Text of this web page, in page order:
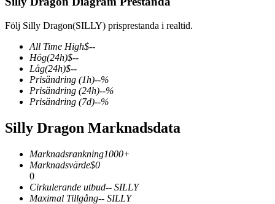
COIN-M Futures
Futures för kryptovaluta
TradFi
Derivat för aktier, valuta, ädelmetaller och råvaror
Följ Silly Dragon(SILLY) prisprestanda i realtid.
All Time High$--
Hög(24h)$--
Låg(24h)$--
Prisändring (1h)--%
Prisändring (24h)--%
Prisändring (7d)--%
Silly Dragon Marknadsdata
Marknadsrankning1000+
Marknadsvärde$0
0
Cirkulerande utbud-- SILLY
Maximal Tillgång-- SILLY